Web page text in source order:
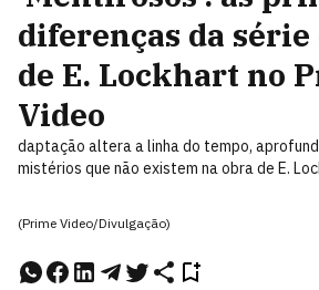
diferenças da
de E. Lockhart no
Video
daptação altera a linha do tempo,
mistérios que não existem na obra de E.
(Prime Video/Divulgação)